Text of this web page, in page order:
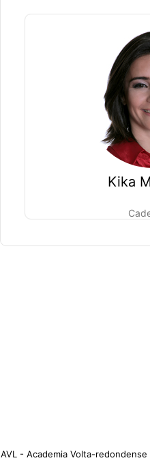
Kika
AVL - Academia Volta-